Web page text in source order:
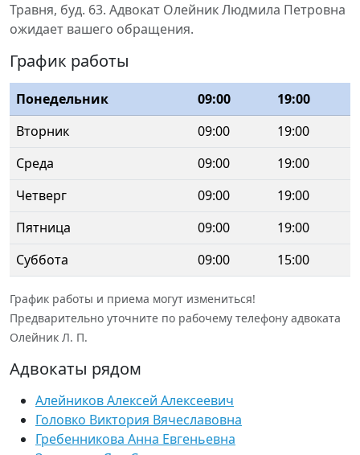
Травня, буд. 63. Адвокат Олейник Людмила Петровна
ожидает вашего обращения.
График работы
Понедельник 09:00
19:00
Вторник
09:00
19:00
Среда
09:00
19:00
Четверг
09:00
19:00
Пятница
09:00
19:00
Суббота
09:00 15:00
График работы и приема могут измениться!
Предварительно уточните по рабочему телефону адвоката
Олейник Л. П.
Адвокаты рядом
Алейников Алексей Алексеевич
Головко Виктория Вячеславовна
Гребенникова Анна Евгеньевна